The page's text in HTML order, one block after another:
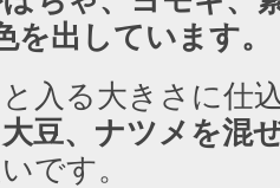
を出しています。
入る大きさに仕
豆、ナツメを混
です。